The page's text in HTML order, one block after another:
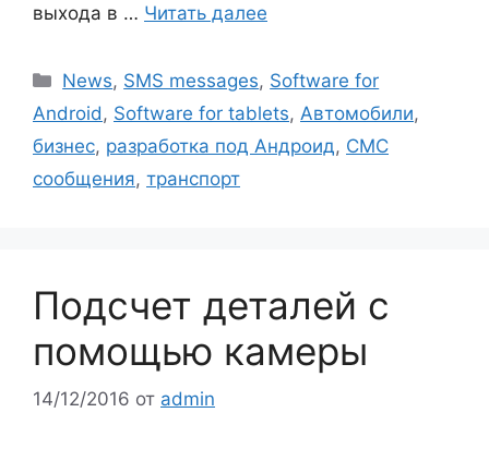
выхода в … Читать далее
Рубрики
News, SMS messages, Software for
Android , Software for tablets, Автомобили,
бизнес, разработка под Андроид, СМС
сообщения, транспорт
Подсчет деталей с
помощью камеры
14/12/2016 от admin